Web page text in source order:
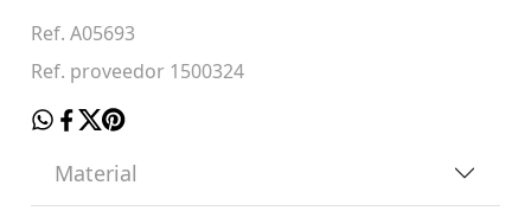
Ref. A05693
Ref. proveedor 1500324
Material